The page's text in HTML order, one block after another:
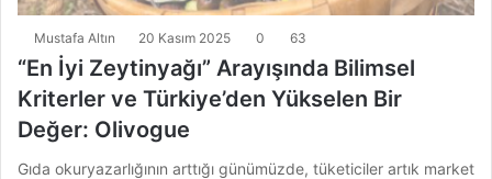
Mustafa Altın 20 Kasım 2025 0 63
“En İyi Zeytinyağı” Arayışında Bilimsel
Kriterler ve Türkiye’den Yükselen Bir
Değer: Olivogue
Gıda okuryazarlığının arttığı günümüzde, tüketiciler artık market